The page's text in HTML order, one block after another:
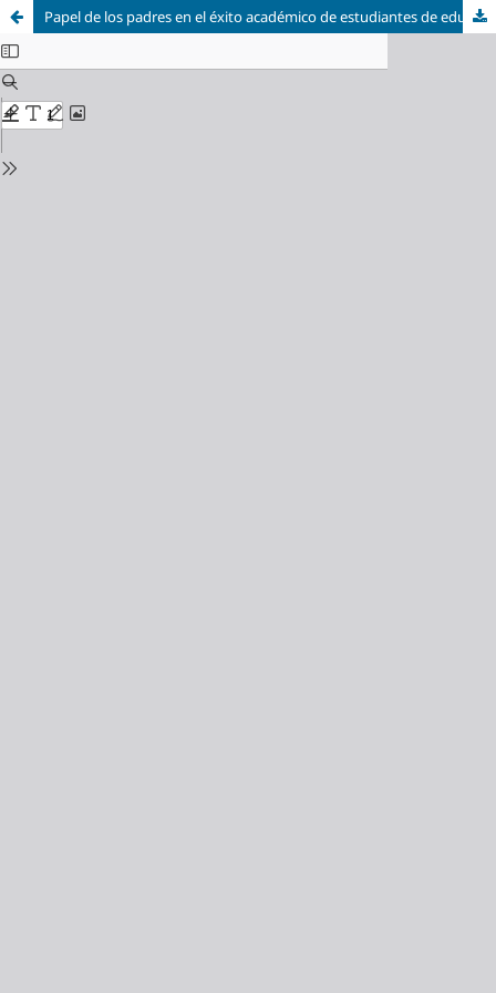
Papel de los padres en el éxito académico de estudiantes de educación básica elemental, caso Escuela Fiscal Francisco Robles García